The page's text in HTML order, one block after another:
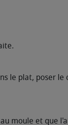
le plat, poser
moule et que